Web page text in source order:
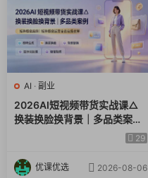
AI · 副业
2026AI短视频带货实战课△
换装换脸换背景｜多品类案例
｜矩阵橱窗运营全套实操教学
29
优课优选 2026-08-06